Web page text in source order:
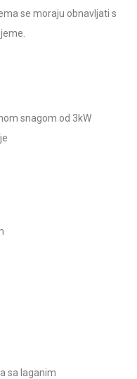
se moraju obnavljati s
snagom od 3kW
sa laganim